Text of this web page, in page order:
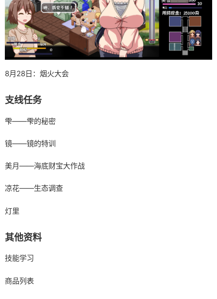
8月28日：烟火大会
支线任务
雫——雫的秘密
镜——镜的特训
美月——海底财宝大作战
凉花——生态调查
灯里
其他资料
技能学习
商品列表